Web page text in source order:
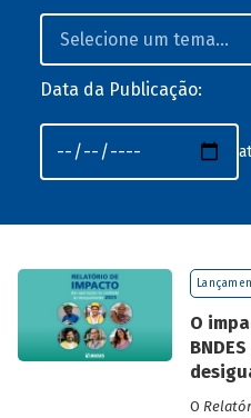
Data da Publicação:
O
O